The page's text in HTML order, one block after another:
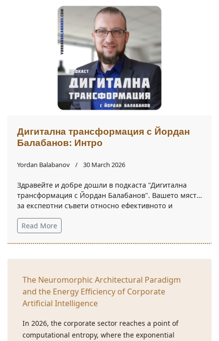
Дигитална трансформация с Йордан
Балабанов: Интро
Yordan Balabanov 30 March 2026
Здравейте и добре дошли в подкаста "Дигитална
трансформация с Йордан Балабанов". Вашето място
за експертни съвети относно ефективното и
конкурентоспособното бизнес управление в
динамично развиващата се дигитална среда!
Read More
The Neuromorphic Architectural Paradigm
and the Energy Efficiency of Corporate
Artificial Intelligence
In 2026, the corporate sector reaches a point of
computational entropy, where the exponential